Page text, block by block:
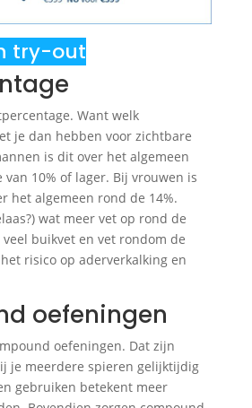
try-out
Want welk
je dan hebben voor zichtbare
is dit over het algemeen
van 10% of lager. Bij vrouwen is
het algemeen rond de 14%.
wat meer vet op rond de
buikvet en vet rondom de
risico op aderverkalking en
oefeningen
oefeningen. Dat zijn
je meerdere spieren gelijktijdig
gebruiken betekent meer